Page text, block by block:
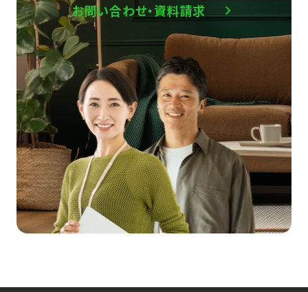
お問い合わせ・資料請求